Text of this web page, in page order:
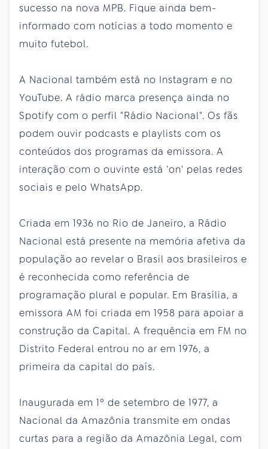
sucesso na nova MPB. Fique ainda bem-
informado com notícias a todo momento e
muito futebol.
A Nacional também está no Instagram e no
YouTube. A rádio marca presença ainda no
Spotify com o perfil "Rádio Nacional". Os fãs
podem ouvir podcasts e playlists com os
conteúdos dos programas da emissora. A
interação com o ouvinte está 'on' pelas redes
sociais e pelo WhatsApp.
Criada em 1936 no Rio de Janeiro, a Rádio
Nacional está presente na memória afetiva da
população ao revelar o Brasil aos brasileiros e
é reconhecida como referência de
programação plural e popular. Em Brasília, a
emissora AM foi criada em 1958 para apoiar a
construção da Capital. A frequência em FM no
Distrito Federal entrou no ar em 1976, a
primeira da capital do país.
Inaugurada em 1º de setembro de 1977, a
Nacional da Amazônia transmite em ondas
curtas para a região da Amazônia Legal, com